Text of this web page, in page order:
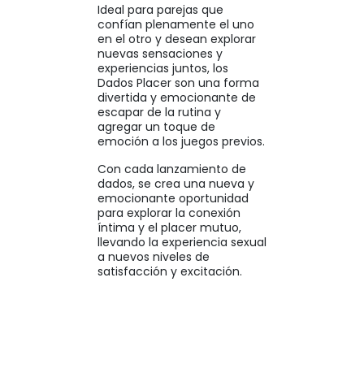
Ideal para parejas que
confían plenamente el uno
en el otro y desean explorar
nuevas sensaciones y
experiencias juntos, los
Dados Placer son una forma
divertida y emocionante de
escapar de la rutina y
agregar un toque de
emoción a los juegos previos.
Con cada lanzamiento de
dados, se crea una nueva y
emocionante oportunidad
para explorar la conexión
íntima y el placer mutuo,
llevando la experiencia sexual
a nuevos niveles de
satisfacción y excitación.